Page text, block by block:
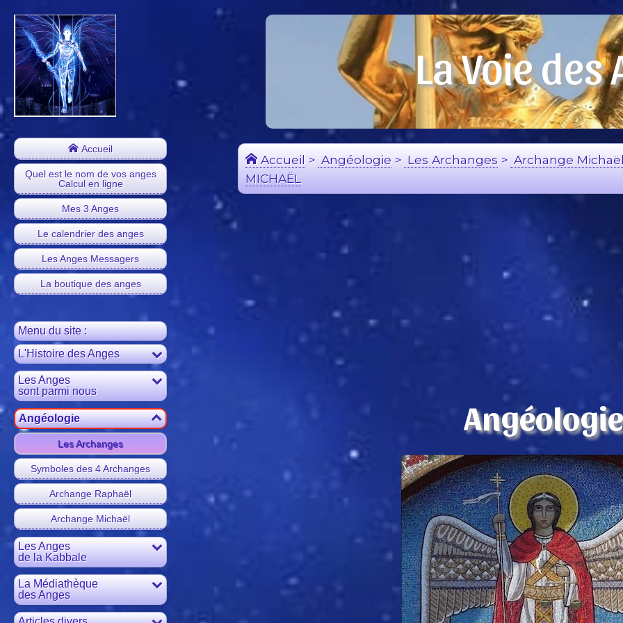
Accueil
Quel est le nom de vos anges
Calcul en ligne
Mes 3 Anges
Le calendrier des anges
Les Anges Messagers
La boutique des anges
Menu du site :
L'Histoire des Anges
Les Anges
sont parmi nous
Angéologie
Les Archanges
Symboles des 4 Archanges
Archange Raphaël
Archange Michaël
Les Anges
de la Kabbale
La Médiathèque
des Anges
La Voie des
Accueil > Angéologie > Les Archanges > Archange
MICHAËL
Angéologie